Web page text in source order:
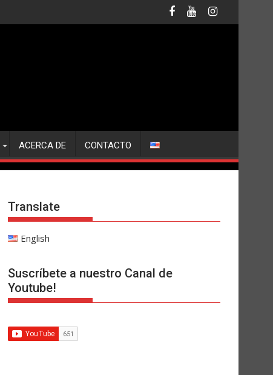
ACERCA DE CONTACTO
Translate
English
Suscríbete a nuestro Canal de
Youtube!